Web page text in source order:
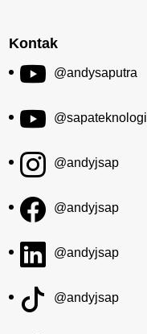
Kontak
@andysaputra
@sapateknologi
@andyjsap
@andyjsap
@andyjsap
@andyjsap